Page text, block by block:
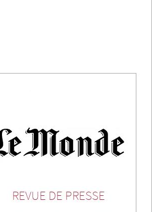
REVUE DE PRESSE